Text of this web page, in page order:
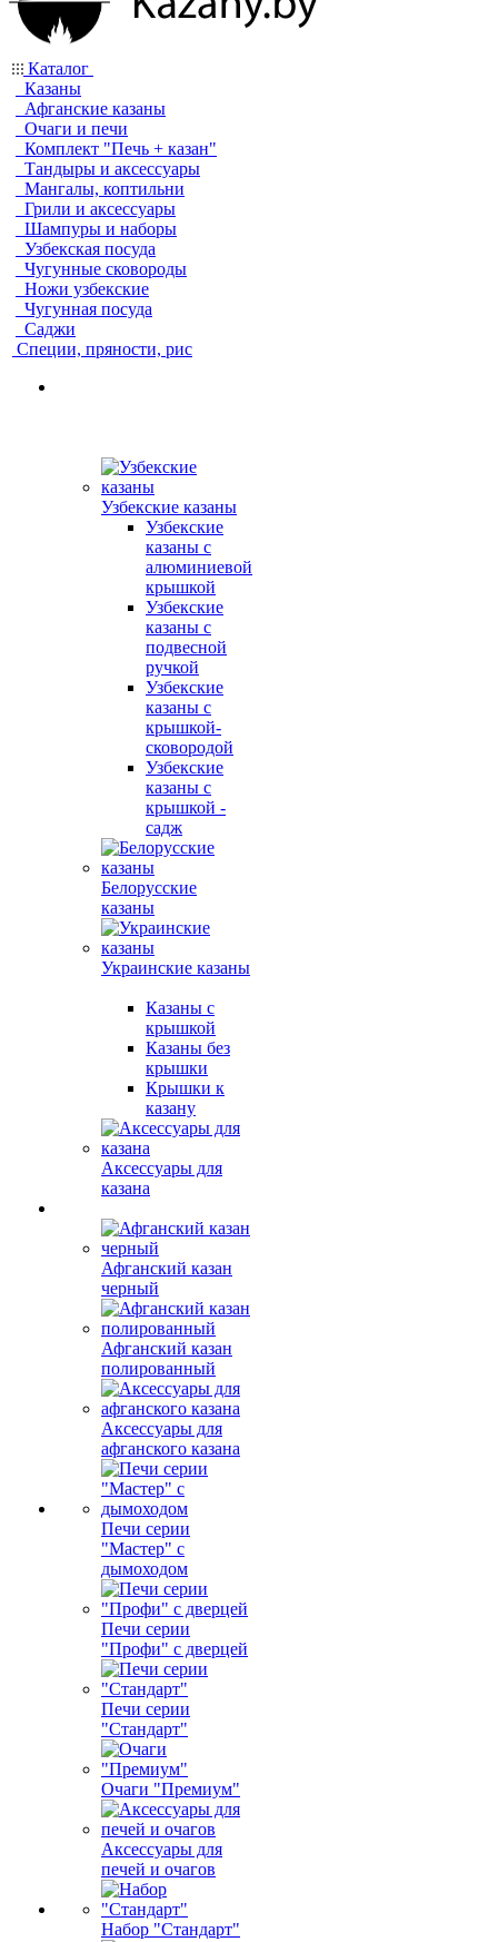
Каталог
Казаны
Афганские казаны
Очаги и печи
Комплект "Печь + казан"
Тандыры и аксессуары
Мангалы, коптильни
Грили и аксессуары
Шампуры и наборы
Узбекская посуда
Чугунные сковороды
Ножи узбекские
Чугунная посуда
Саджи
Специи, пряности, рис
Узбекские казаны
Узбекские
казаны с
алюминиевой
крышкой
Узбекские
казаны с
подвесной
ручкой
Узбекские
казаны с
крышкой-
сковородой
Узбекские
казаны с
крышкой -
садж
Белорусские
казаны
Украинские казаны
Казаны с
крышкой
Казаны без
крышки
Крышки к
казану
Аксессуары для
казана
Афганский казан
черный
Афганский казан
полированный
Аксессуары для
афганского казана
Печи серии
"Мастер" с
дымоходом
Печи серии
"Профи" с дверцей
Печи серии
"Стандарт"
Очаги "Премиум"
Аксессуары для
печей и очагов
Набор "Стандарт"